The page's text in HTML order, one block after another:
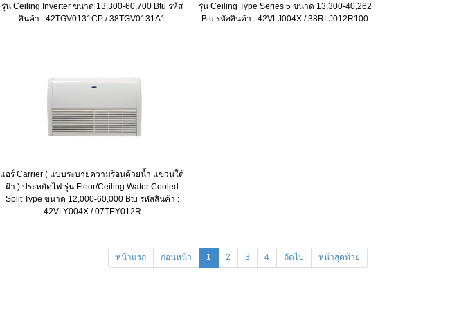
รุ่น Ceiling Inverter ขนาด 13,300-60,700 Btu รหัส
สินค้า : 42TGV0131CP / 38TGV0131A1
รุ่น Ceiling Type Series 5 ขนาด 13,300-40,262
Btu รหัสสินค้า : 42VLJ004X / 38RLJ012R100
แอร์ Carrier ( แบบระบายความร้อนด้วยน้ำ แขวนใต้
ฝ้า ) ประหยัดไฟ รุ่น Floor/Ceiling Water Cooled
Split Type ขนาด 12,000-60,000 Btu รหัสสินค้า :
42VLY004X / 07TEY012R
หน้าแรก ก่อนหน้า 1 2 3 4 ถัดไป หน้าสุดท้าย